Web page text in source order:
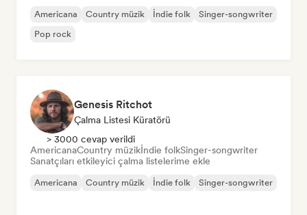
Americana Country müzik İndie folk
Singer-songwriter
Pop rock
Genesis Ritchot
Çalma Listesi Küratörü
> 3000 cevap verildi
AmericanaCountry müzikİndie folkSinger-songwriter
Sanatçıları etkileyici çalma listelerime ekle
Americana Country müzik İndie folk Singer-songwriter